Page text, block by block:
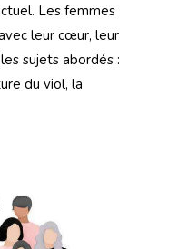
Les femmes
leur cœur, leur
sujets abordés :
du viol, la